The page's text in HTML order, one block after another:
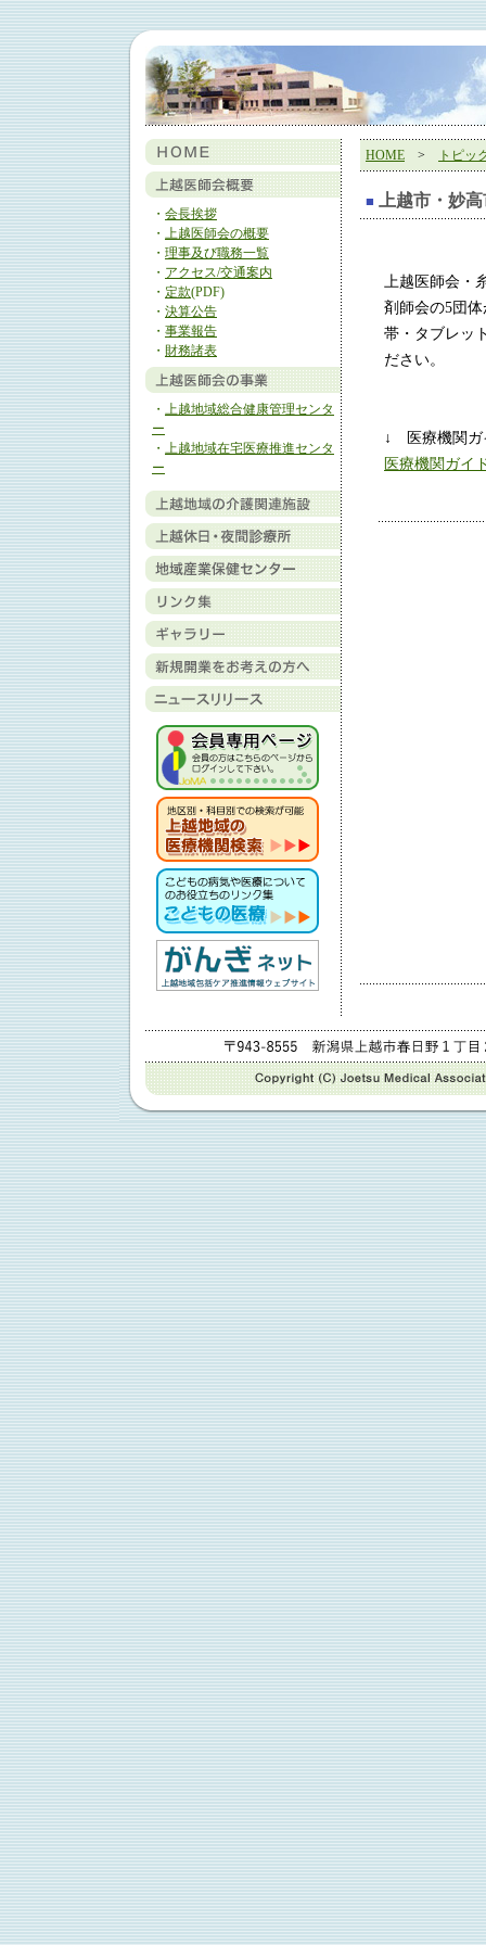
・ 会長挨拶
・ 上越医師会の概要
・ 理事及び職務一覧
・ アクセス/交通案内
・ 定款(PDF)
・ 決算公告
・ 事業報告
・ 財務諸表
・ 上越地域総合健康管理センタ
ー
・ 上越地域在宅医療推進センタ
ー
HOME > トピッ
■ 上越市・妙
上越医師会・
剤師会の5団
帯・タブレッ
ださい。
↓ 医療機関ガ
医療機関ガイ